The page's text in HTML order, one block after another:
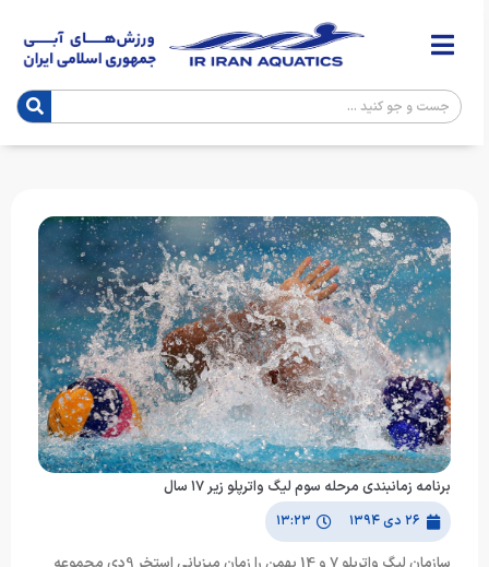
برنامه زمانبندی مرحله سوم لیگ واترپلو زیر ۱۷ سال
۲۶ دی ۱۳۹۴ ۱۳:۲۳